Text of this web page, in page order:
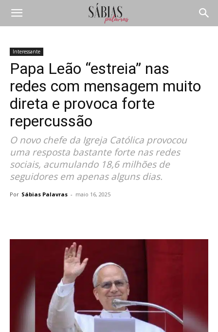
Interessante
Papa Leão “estreia” nas
redes com mensagem muito
direta e provoca forte
repercussão
O novo chefe da Igreja Católica provocou
uma resposta bastante forte nas redes
sociais, acumulando 18,6 milhões de
seguidores em apenas alguns dias.
Por Sábias Palavras - maio 16, 2025